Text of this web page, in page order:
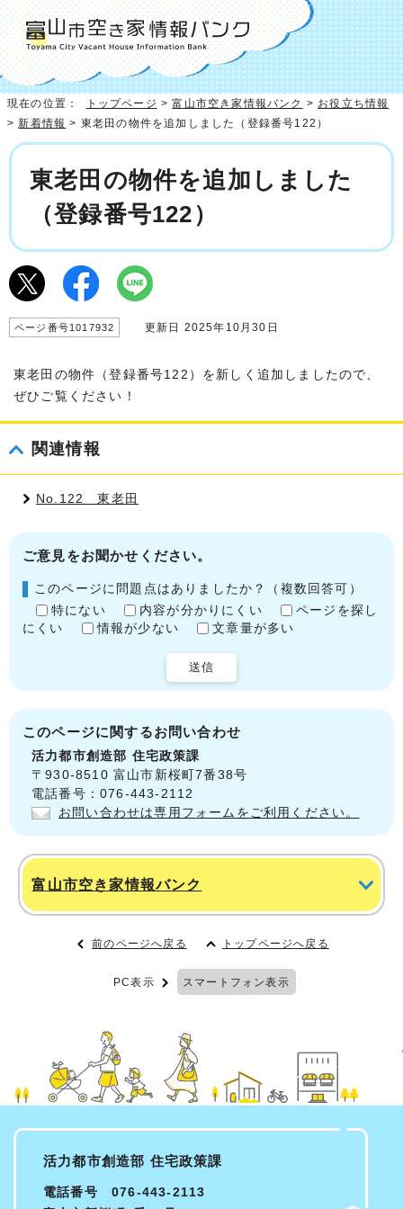
現在の位置： トップページ >富山市空き家情報バンク > お役立ち情報
>新着情報 > 東老田の物件を追加しました（登録番号122）
東老田の物件を追加しました
（登録番号122）
ページ番号1017932 更新日 2025年10月30日
東老田の物件（登録番号122）を新しく追加しましたので、
ぜひご覧ください！
関連情報
No.122 東老田
ご意見をお聞かせください。
このページに問題点はありましたか？（複数回答可）
特にない
内容が分かりにくい
ページを探し
にくい
情報が少ない 文章量が多い
送信
このページに関するお問い合わせ
活力都市創造部 住宅政策課
〒930-8510 富山市新桜町7番38号
電話番号：076-443-2112
お問い合わせは専用フォームをご利用ください。
富山市空き家情報バンク
前のページへ戻る トップページへ戻る
PC表示 スマートフォン表示
活力都市創造部 住宅政策課
電話番号 076-443-2113